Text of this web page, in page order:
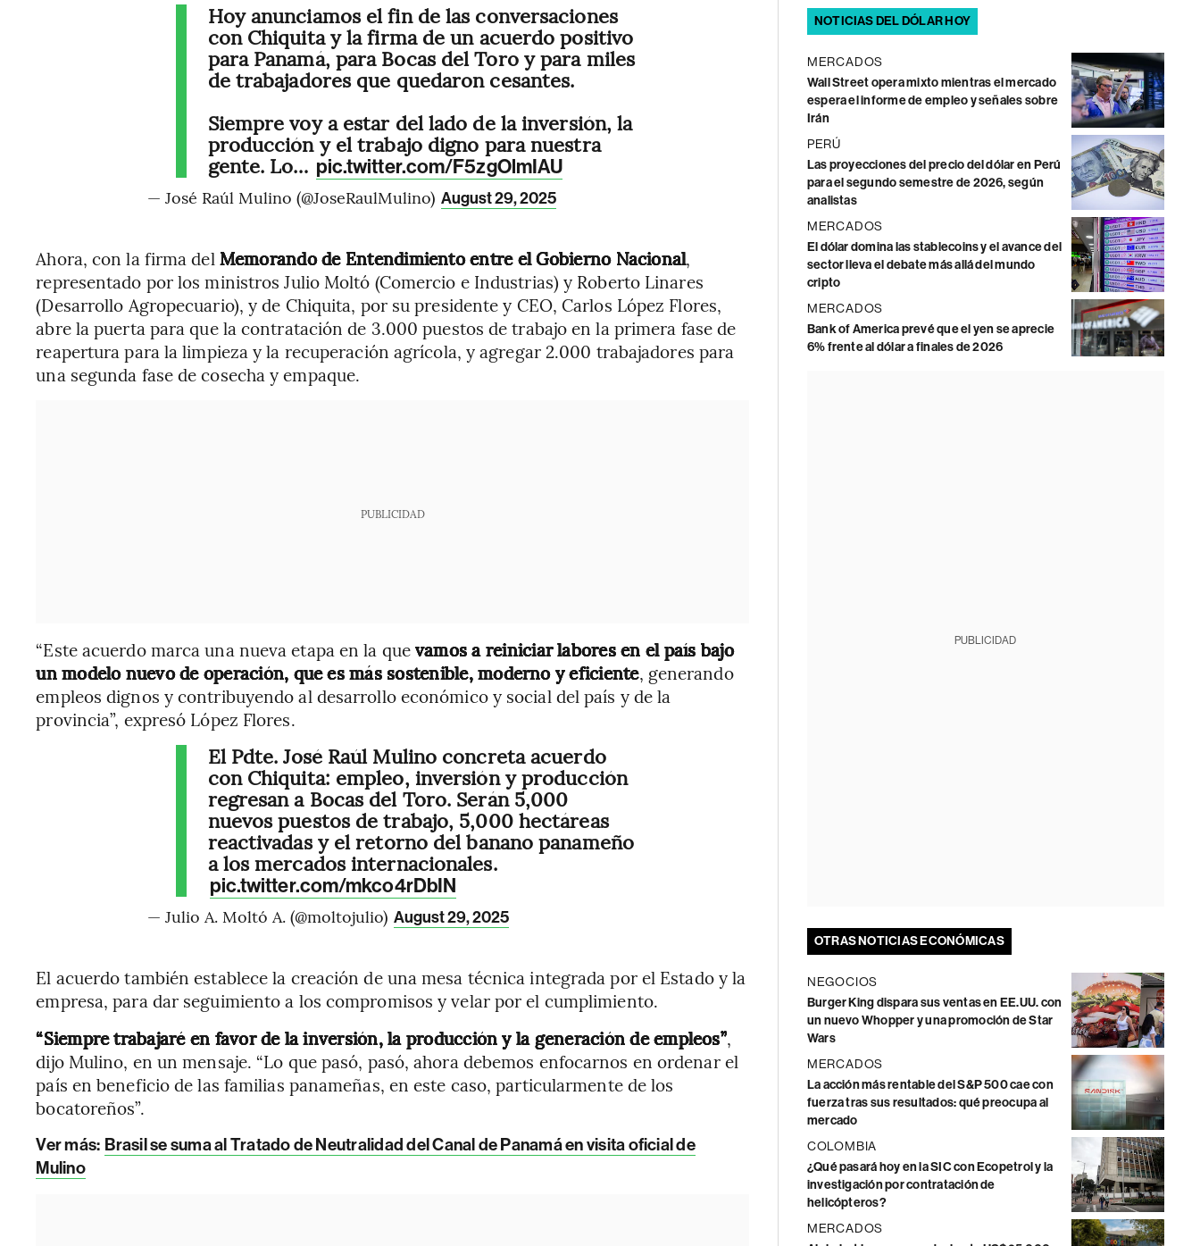
Hoy anunciamos el fin de las conversaciones
con Chiquita y la firma de un acuerdo positivo
para Panamá, para Bocas del Toro y para miles
de trabajadores que quedaron cesantes.
Siempre voy a estar del lado de la inversión, la
producción y el trabajo digno para nuestra
gente. Lo… pic.twitter.com/F5zgOlmIAU
— José Raúl Mulino (@JoseRaulMulino) August 29, 2025
Ahora, con la firma del Memorando de Entendimiento entre el Gobierno Nacional,
representado por los ministros Julio Moltó (Comercio e Industrias) y Roberto Linares
(Desarrollo Agropecuario), y de Chiquita, por su presidente y CEO, Carlos López Flores,
abre la puerta para que la contratación de 3.000 puestos de trabajo en la primera fase de
reapertura para la limpieza y la recuperación agrícola, y agregar 2.000 trabajadores para
una segunda fase de cosecha y empaque.
PUBLICIDAD
“Este acuerdo marca una nueva etapa en la quevamos a reiniciar labores en el país bajo
un modelo nuevo de operación, que es más sostenible, moderno y eficiente, generando
empleos dignos y contribuyendo al desarrollo económico y social del país y de la
provincia”, expresó López Flores.
El Pdte. José Raúl Mulino concreta acuerdo
con Chiquita: empleo, inversión y producción
regresan a Bocas del Toro. Serán 5,000
nuevos puestos de trabajo, 5,000 hectáreas
reactivadas y el retorno del banano panameño
a los mercados internacionales.
pic.twitter.com/mkco4rDbIN
— Julio A. Moltó A. (@moltojulio) August 29, 2025
El acuerdo también establece la creación de una mesa técnica integrada por el Estado y la
empresa, para dar seguimiento a los compromisos y velar por el cumplimiento.
“Siempre trabajaré en favor de la inversión, la producción y la generación de empleos”,
dijo Mulino, en un mensaje. “Lo que pasó, pasó, ahora debemos enfocarnos en ordenar el
país en beneficio de las familias panameñas, en este caso, particularmente de los
bocatoreños”.
Ver más: Brasil se suma al Tratado de Neutralidad del Canal de Panamá en visita oficial de
Mulino
NOTICIAS DEL DÓLAR HOY
MERCADOS
Wall Street opera mixto mientras el mercado
espera el informe de empleo y señales sobre
Irán
PERÚ
Las proyecciones del precio del dólar en Perú
para el segundo semestre de 2026, según
analistas
MERCADOS
El dólar domina las stablecoins y el avance del
sector lleva el debate más allá del mundo
cripto
MERCADOS
Bank of America prevé que el yen se aprecie
6% frente al dólar a finales de 2026
PUBLICIDAD
OTRAS NOTICIAS ECONÓMICAS
NEGOCIOS
Burger King dispara sus ventas en EE.UU. con
un nuevo Whopper y una promoción de Star
Wars
MERCADOS
La acción más rentable del S&P 500 cae con
fuerza tras sus resultados: qué preocupa al
mercado
COLOMBIA
¿Qué pasará hoy en la SIC con Ecopetrol y la
investigación por contratación de
helicópteros?
MERCADOS